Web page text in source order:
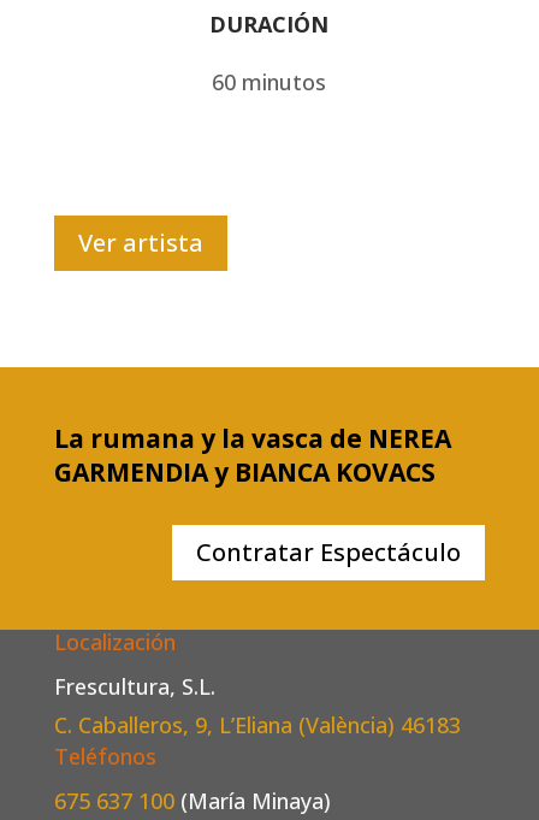
DURACIÓN
60 minutos
Ver artista
La rumana y la vasca de NEREA
GARMENDIA y BIANCA KOVACS
Contratar Espectáculo
Localización
Frescultura, S.L.
C. Caballeros, 9, L’Eliana (València) 46183
Teléfonos
675 637 100 (María Minaya)